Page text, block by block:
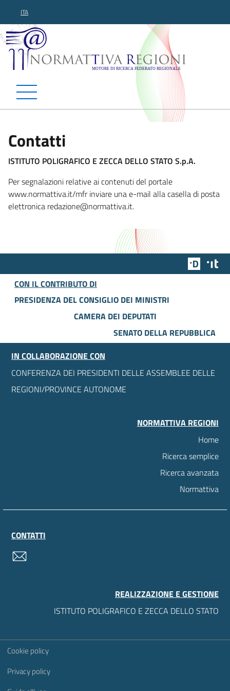
ITA
Normattiva Regioni -
Contatti
ISTITUTO POLIGRAFICO E ZECCA DELLO STATO S.p.A.
Per segnalazioni relative ai contenuti del portale
www.normattiva.it/mfr inviare una e-mail alla casella di posta
elettronica redazione@normattiva.it.
Team
CON IL CONTRIBUTO DI
PRESIDENZA DEL CONSIGLIO DEI MINISTRI
CAMERA DEI DEPUTATI
SENATO DELLA REPUBBLICA
IN COLLABORAZIONE CON
CONFERENZA DEI PRESIDENTI DELLE ASSEMBLEE DELLE
REGIONI/PROVINCE AUTONOME
NORMATTIVA REGIONI
Home
Ricerca semplice
Ricerca avanzata
Normattiva
CONTATTI
REALIZZAZIONE E GESTIONE
ISTITUTO POLIGRAFICO E ZECCA DELLO STATO
Sezione Link Utili
Cookie policy
Privacy policy